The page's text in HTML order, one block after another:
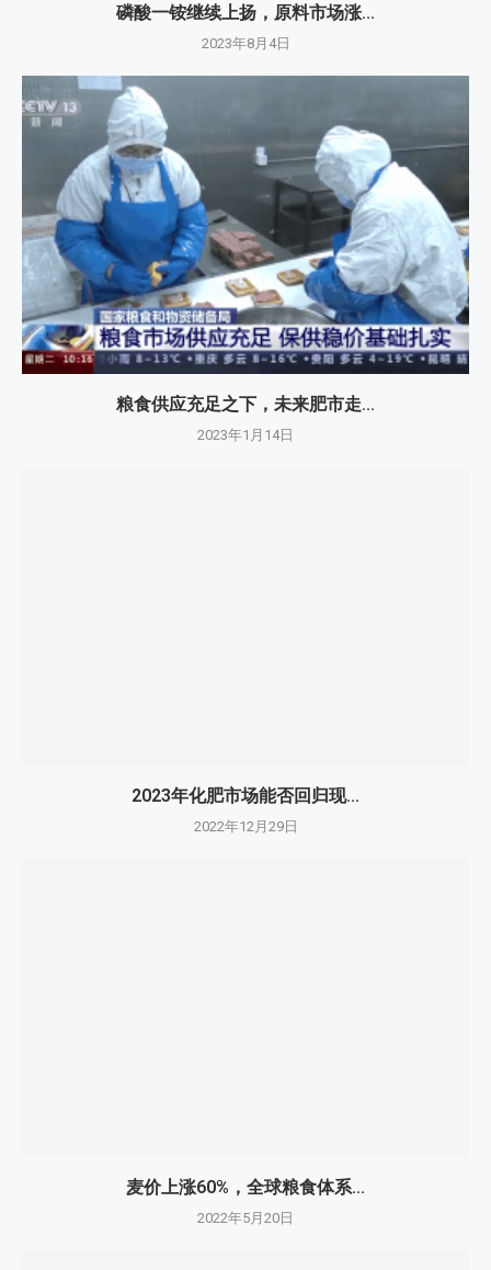
磷酸一铵继续上扬，原料市场涨...
2023年8月4日
粮食供应充足之下，未来肥市走...
2023年1月14日
2023年化肥市场能否回归现...
2022年12月29日
麦价上涨60%，全球粮食体系...
2022年5月20日